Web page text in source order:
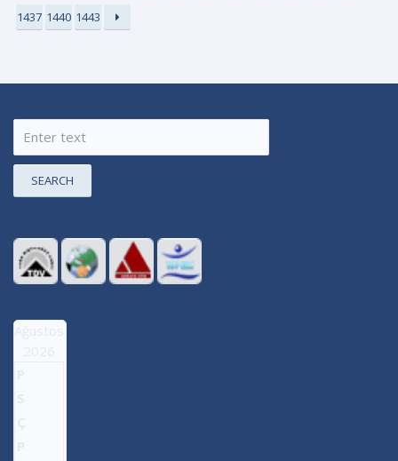
1437 1440 1443
SEARCH
Ağustos
2026
P
S
Ç
P